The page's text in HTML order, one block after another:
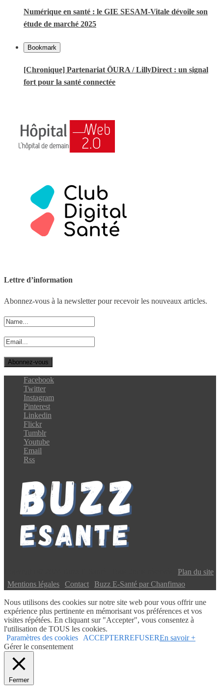
Numérique en santé : le GIE SESAM-Vitale dévoile son
étude de marché 2025
Bookmark
[Chronique] Partenariat ŌURA / LillyDirect : un signal
fort pour la santé connectée
Lettre d’information
Abonnez-vous à la newsletter pour recevoir les nouveaux articles.
Facebook
Twitter
Instagram
Pinterest
Linkedin
Flickr
Tumblr
Youtube
Email
Rss
Plan du site
Mentions légales Contact Buzz E-Santé par Chanfimao
Nous utilisons des cookies sur notre site web pour vous offrir une
expérience plus pertinente en mémorisant vos préférences et vos
visites répétées. En cliquant sur "Accepter", vous consentez à
l'utilisation de TOUS les cookies.
Paramètres des cookies ACCEPTERREFUSEREn savoir +
Gérer le consentement
Fermer